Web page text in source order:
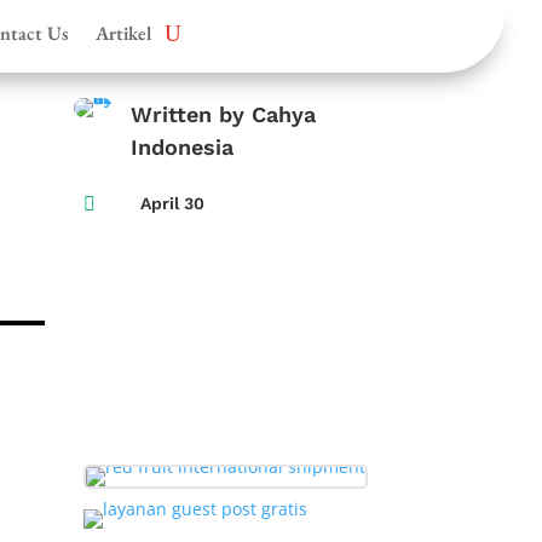
Us Artikel
Written by Cahya
Indonesia
 April 30